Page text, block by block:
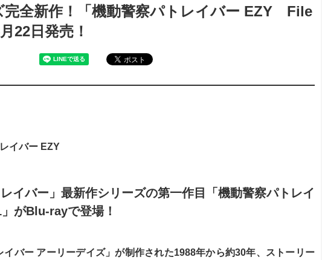
完全新作！「機動警察パトレイバー EZY File
22日発売！
イバー EZY
レイバー」最新作シリーズの第一作目「機動警察パトレイ
がBlu-rayで登場！
バー アーリーデイズ」が制作された1988年から約30年、ストーリー